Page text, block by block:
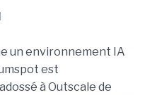
un environnement IA
est
à Outscale de